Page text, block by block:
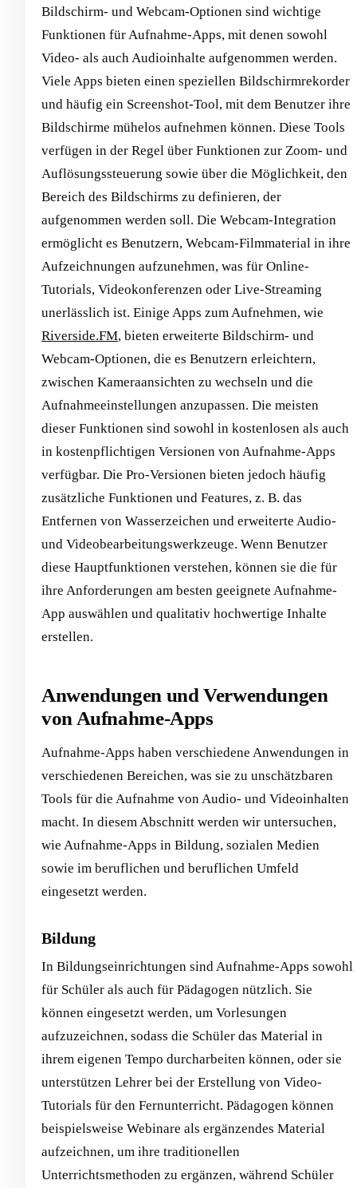
Bildschirm- und Webcam-Optionen sind wichtige
Funktionen für Aufnahme-Apps, mit denen sowohl
Video- als auch Audioinhalte aufgenommen werden.
Viele Apps bieten einen speziellen Bildschirmrekorder
und häufig ein Screenshot-Tool, mit dem Benutzer ihre
Bildschirme mühelos aufnehmen können. Diese Tools
verfügen in der Regel über Funktionen zur Zoom- und
Auflösungssteuerung sowie über die Möglichkeit, den
Bereich des Bildschirms zu definieren, der
aufgenommen werden soll. Die Webcam-Integration
ermöglicht es Benutzern, Webcam-Filmmaterial in ihre
Aufzeichnungen aufzunehmen, was für Online-
Tutorials, Videokonferenzen oder Live-Streaming
unerlässlich ist. Einige Apps zum Aufnehmen, wie
Riverside.FM, bieten erweiterte Bildschirm- und
Webcam-Optionen, die es Benutzern erleichtern,
zwischen Kameraansichten zu wechseln und die
Aufnahmeeinstellungen anzupassen. Die meisten
dieser Funktionen sind sowohl in kostenlosen als auch
in kostenpflichtigen Versionen von Aufnahme-Apps
verfügbar. Die Pro-Versionen bieten jedoch häufig
zusätzliche Funktionen und Features, z. B. das
Entfernen von Wasserzeichen und erweiterte Audio-
und Videobearbeitungswerkzeuge. Wenn Benutzer
diese Hauptfunktionen verstehen, können sie die für
ihre Anforderungen am besten geeignete Aufnahme-
App auswählen und qualitativ hochwertige Inhalte
erstellen. ‍
Anwendungen und Verwendungen
von Aufnahme-Apps
Aufnahme-Apps haben verschiedene Anwendungen in
verschiedenen Bereichen, was sie zu unschätzbaren
Tools für die Aufnahme von Audio- und Videoinhalten
macht. In diesem Abschnitt werden wir untersuchen,
wie Aufnahme-Apps in Bildung, sozialen Medien
sowie im beruflichen und beruflichen Umfeld
eingesetzt werden.
Bildung
In Bildungseinrichtungen sind Aufnahme-Apps sowohl
für Schüler als auch für Pädagogen nützlich. Sie
können eingesetzt werden, um Vorlesungen
aufzuzeichnen, sodass die Schüler das Material in
ihrem eigenen Tempo durcharbeiten können, oder sie
unterstützen Lehrer bei der Erstellung von Video-
Tutorials für den Fernunterricht. Pädagogen können
beispielsweise Webinare als ergänzendes Material
aufzeichnen, um ihre traditionellen
Unterrichtsmethoden zu ergänzen, während Schüler